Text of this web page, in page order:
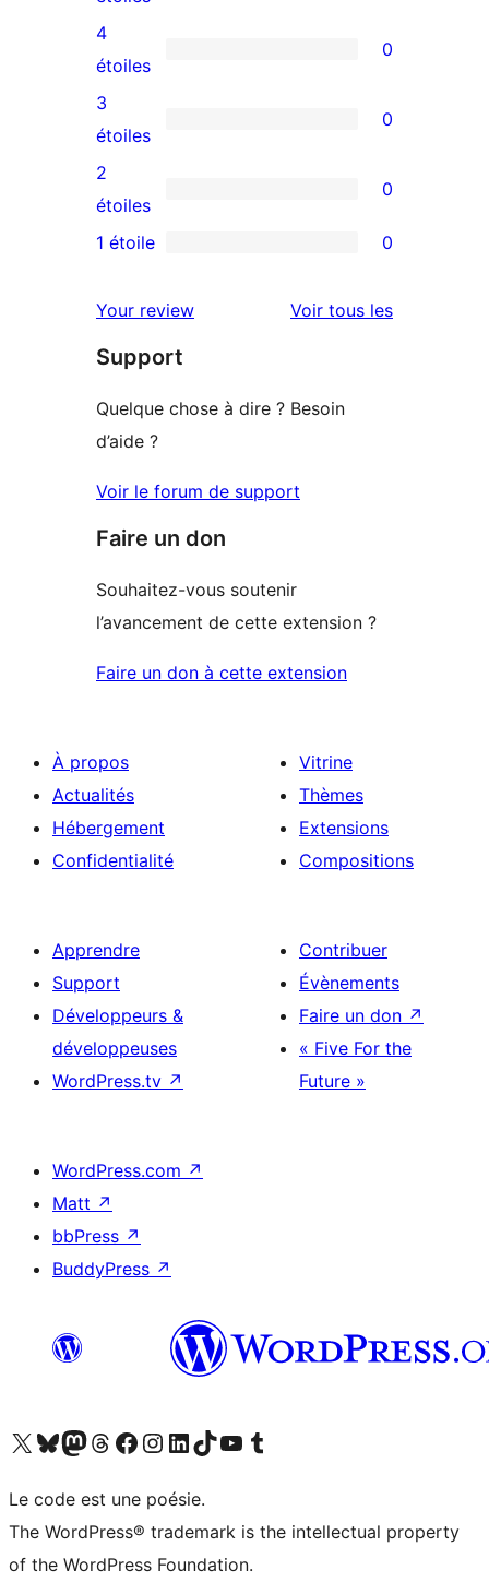
avis
à
5
étoiles
0
avis
à
4
étoile
4
étoiles
0
0
avis
à
3
3
étoiles
0
0
avis
2
2
étoiles
0
à
1
1 étoile 0
Your review Voir tous lesavis
Support
Quelque chose à dire ? Besoin
d’aide ?
Voir le forum de support
Faire un don
Souhaitez-vous soutenir
l’avancement de cette extension ?
Faire un don à cette extension
À propos
Actualités
Hébergement
Confidentialité
Vitrine
Thèmes
Extensions
Compositions
Apprendre
Support
Développeurs &
développeuses
WordPress.tv ↗
Contribuer
Évènements
Faire un don ↗
« Five For the
Future »
WordPress.com ↗
Matt ↗
bbPress ↗
BuddyPress ↗
Visitez notre compte X (précédemment Twitter)
Visiter notre compte Bluesky
Visiter notre compte Mastodon
Visiter notre compte Threads
Consulter notre compte Facebook
Consulter notre compte Instagram
Consulter notre compte LinkedIn
Visiter notre compte TokTok
Visiter notre chaîne YouTube
Visiter notre compte Tumblr
Le code est une poésie.
The WordPress® trademark is the intellectual property
of the WordPress Foundation.